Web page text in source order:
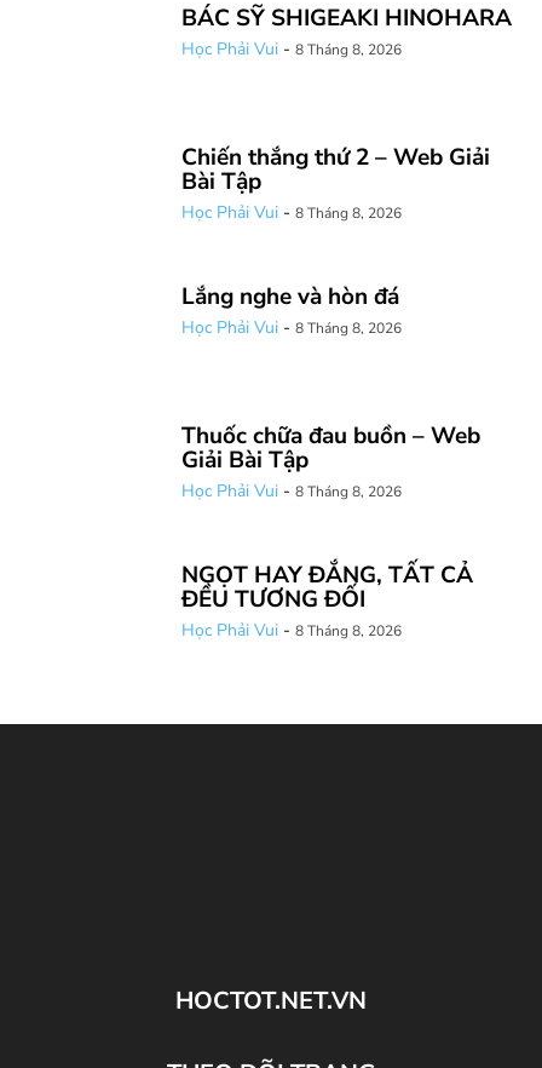
BÁC SỸ SHIGEAKI HINOHARA
Học Phải Vui - 8 Tháng 8, 2026
Chiến thắng thứ 2 – Web Giải
Bài Tập
Học Phải Vui - 8 Tháng 8, 2026
Lắng nghe và hòn đá
Học Phải Vui - 8 Tháng 8, 2026
Thuốc chữa đau buồn – Web
Giải Bài Tập
Học Phải Vui - 8 Tháng 8, 2026
NGỌT HAY ĐẮNG, TẤT CẢ
ĐỀU TƯƠNG ĐỐI
Học Phải Vui - 8 Tháng 8, 2026
HOCTOT.NET.VN